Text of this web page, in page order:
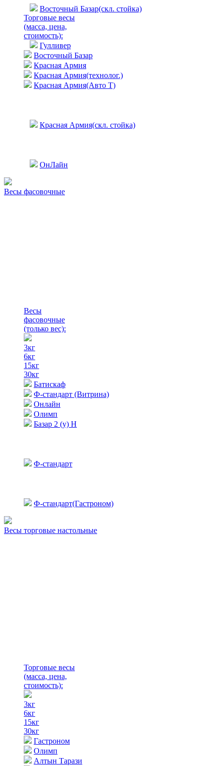
Восточный Базар(скл. стойка)
Торговые весы
(масса, цена,
стоимость):
Гулливер
Восточный Базар
Красная Армия
Красная Армия(технолог.)
Красная Армия(Авто Т)
Красная Армия(скл. стойка)
ОнЛайн
Весы фасовочные
Весы
фасовочные
(только вес):
3кг
6кг
15кг
30кг
Батискаф
Ф-стандарт (Витрина)
Онлайн
Олимп
Базар 2 (у) Н
Ф-стандарт
Ф-стандарт(Гастроном)
Весы торговые настольные
Торговые весы
(масса, цена,
стоимость):
3кг
6кг
15кг
30кг
Гастроном
Олимп
Алтын Тарази